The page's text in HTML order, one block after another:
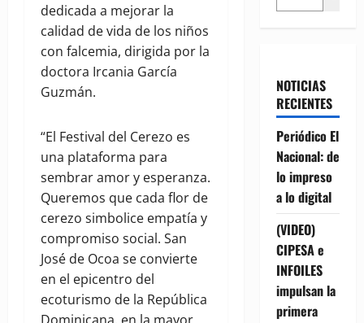
dedicada a mejorar la
calidad de vida de los niños
con falcemia, dirigida por la
doctora Ircania García
Guzmán.
“El Festival del Cerezo es
una plataforma para
sembrar amor y esperanza.
Queremos que cada flor de
cerezo simbolice empatía y
compromiso social. San
José de Ocoa se convierte
en el epicentro del
ecoturismo de la República
NOTICIAS
RECIENTES
Periódico El
Nacional: de
lo impreso
a lo digital
(VIDEO)
CIPESA e
INFOILES
impulsan la
primera